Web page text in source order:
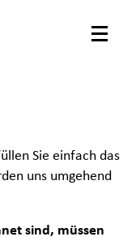
Toggle
Sie einfach das
uns umgehend
sind, müssen